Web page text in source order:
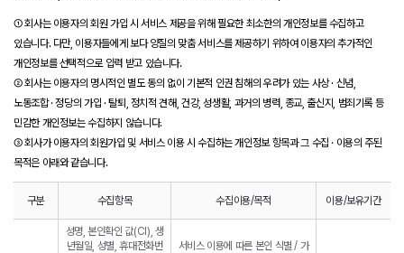
① 회사는 이용자의 회원 가입 시 서비스 제공을 위해 필요한 최소한의 개인정보를 수집하고
있습니다. 다만, 이용자들에게 보다 양질의 맞춤 서비스를 제공하기 위하여 이용자의 추가적인
개인정보를 선택적으로 입력 받고 있습니다.
② 회사는 이용자의 명시적인 별도 동의 없이 기본적 인권 침해의 우려가 있는 사상 · 신념,
노동조합 · 정당의 가입 · 탈퇴, 정치적 견해, 건강, 성생활, 과거의 병력, 종교, 출신지, 범죄기록 등
민감한 개인정보는 수집하지 않습니다.
③ 회사가 이용자의 회원가입 및 서비스 이용 시 수집하는 개인정보 항목과 그 수집 · 이용의 주된
목적은 아래와 같습니다.
구분 수집항목 수집이용/목적 이용/보유기간
성명, 본인확인 값(CI), 생
년월일, 성별, 휴대전화번
서비스 이용에 따른 본인 식별 / 가